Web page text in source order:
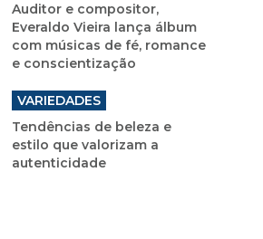
Auditor e compositor,
Everaldo Vieira lança álbum
com músicas de fé, romance
e conscientização
VARIEDADES
Tendências de beleza e
estilo que valorizam a
autenticidade